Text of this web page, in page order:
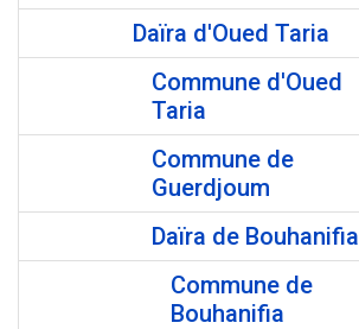
Daïra d'Oued Taria
Commune d'Oued
Taria
Commune de
Guerdjoum
Daïra de Bouhanifia
Commune de
Bouhanifia